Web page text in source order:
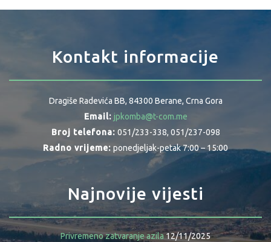
Kontakt informacije
Dragiše Radevića BB, 84300 Berane, Crna Gora
Email: jpkomba@t-com.me
Broj telefona: 051/233-338, 051/237-098
Radno vrijeme: ponedjeljak-petak 7:00 – 15:00
Najnovije vijesti
Privremeno zatvaranje azila12/11/2025